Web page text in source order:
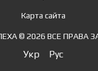
Карта сайта
© 2026 ВСЕ ПРАВА
Укр Рус